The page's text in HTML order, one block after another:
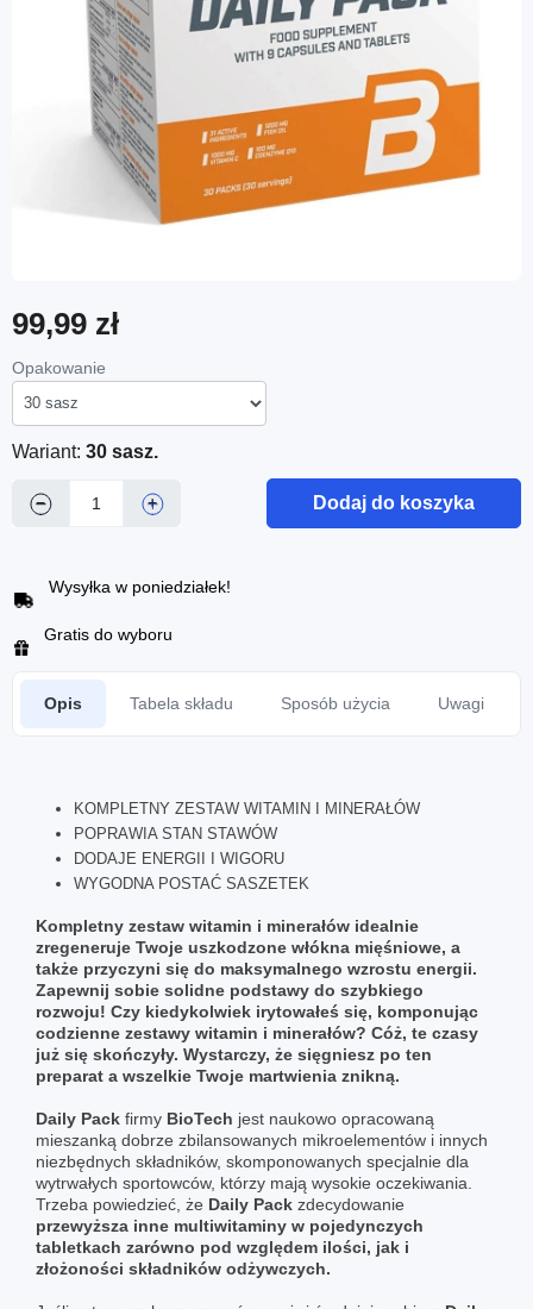
99,99 zł
Opakowanie
Wariant: 30 sasz.
− + Dodaj do koszyka
Wysyłka w poniedziałek!
Gratis do wyboru
Opis Tabela składu Sposób użycia Uwagi
KOMPLETNY ZESTAW WITAMIN I MINERAŁÓW
POPRAWIA STAN STAWÓW
DODAJE ENERGII I WIGORU
WYGODNA POSTAĆ SASZETEK
Kompletny zestaw witamin i minerałów idealnie
zregeneruje Twoje uszkodzone włókna mięśniowe, a
także przyczyni się do maksymalnego wzrostu energii.
Zapewnij sobie solidne podstawy do szybkiego
rozwoju! Czy kiedykolwiek irytowałeś się, komponując
codzienne zestawy witamin i minerałów? Cóż, te czasy
już się skończyły. Wystarczy, że sięgniesz po ten
preparat a wszelkie Twoje martwienia znikną.
Daily Pack firmy BioTech jest naukowo opracowaną
mieszanką dobrze zbilansowanych mikroelementów i innych
niezbędnych składników, skomponowanych specjalnie dla
wytrwałych sportowców, którzy mają wysokie oczekiwania.
Trzeba powiedzieć, że Daily Pack zdecydowanie
przewyższa inne multiwitaminy w pojedynczych
tabletkach zarówno pod względem ilości, jak i
złożoności składników odżywczych.